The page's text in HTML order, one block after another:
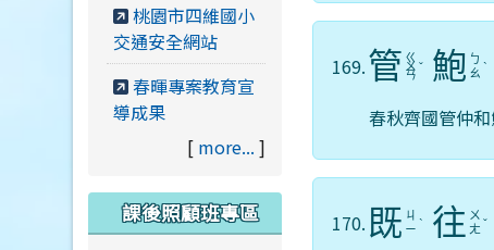
169.管 ㄍ
ㄨ
ㄢ
ˇ 鮑 ㄅ
ㄠ ˋ
春秋齊國管仲
170. 既 ㄐ
ㄧ ˋ 往 ㄨ
ㄤ ˇ
桃園市四維國小
交通安全網站
春暉專案教育宣
導成果
[ more... ]
課後照顧班專區